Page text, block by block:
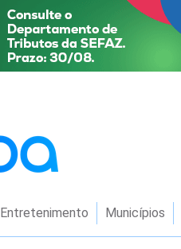
Entretenimento Municípios